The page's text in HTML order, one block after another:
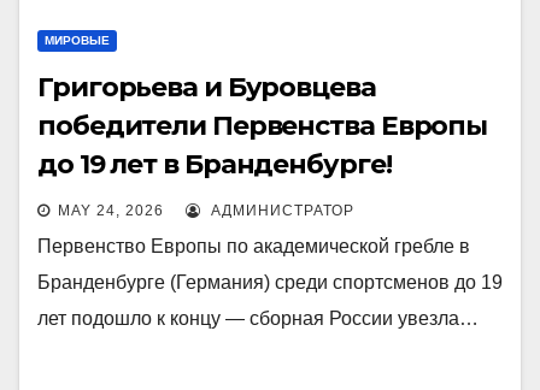
МИРОВЫЕ
Григорьева и Буровцева
победители Первенства Европы
до 19 лет в Бранденбурге!
MAY 24, 2026 АДМИНИСТРАТОР
Первенство Европы по академической гребле в
Бранденбурге (Германия) среди спортсменов до 19
лет подошло к концу — сборная России увезла…